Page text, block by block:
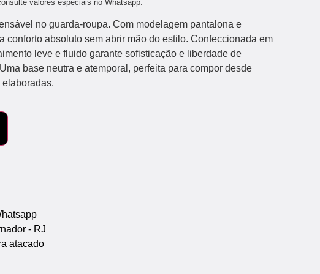
valores especiais no Whatsapp.
no guarda-roupa. Com modelagem pantalona e
conforto absoluto sem abrir mão do estilo. Confeccionada em
leve e fluido garante sofisticação e liberdade de
base neutra e atemporal, perfeita para compor desde
elaboradas.
- RJ
atacado